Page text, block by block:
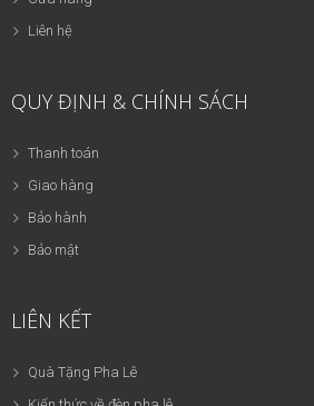
Liên hệ
QUY ĐỊNH & CHÍNH SÁCH
Thanh toán
Giao hàng
Bảo hành
Bảo mật
LIÊN KẾT
Quà Tặng Pha Lê